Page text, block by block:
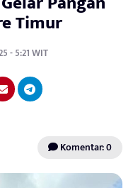
Timur
- 5:21 WIT
Komentar: 0